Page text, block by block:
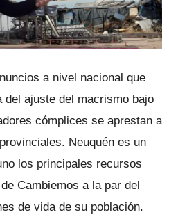
a nivel nacional que
del ajuste del macrismo bajo
cómplices se aprestan a
Neuquén es un
los principales recursos
Cambiemos a la par del
de vida de su población.